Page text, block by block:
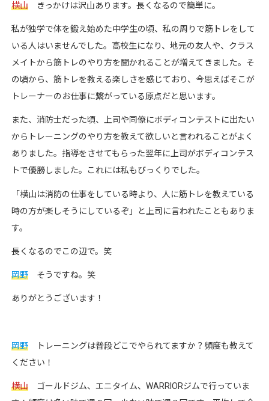
横山きっかけは沢山あります。長くなるので簡単に。
私が独学で体を鍛え始めた中学生の頃、私の周りで筋トレをして
いる人はいませんでした。高校生になり、地元の友人や、クラス
メイトから筋トレのやり方を聞かれることが増えてきました。そ
の頃から、筋トレを教える楽しさを感じており、今思えばそこが
トレーナーのお仕事に繋がっている原点だと思います。
また、消防士だった頃、上司や同僚にボディコンテストに出たい
からトレーニングのやり方を教えて欲しいと言われることがよく
ありました。指導をさせてもらった翌年に上司がボディコンテス
トで優勝しました。これには私もびっくりでした。
「横山は消防の仕事をしている時より、人に筋トレを教えている
時の方が楽しそうにしているぞ」と上司に言われたこともありま
す。
長くなるのでこの辺で。笑
岡野そうですね。笑
ありがとうございます！
岡野トレーニングは普段どこでやられてますか？頻度も教えて
ください！
横山ゴールドジム、エニタイム、WARRIORジムで行っていま